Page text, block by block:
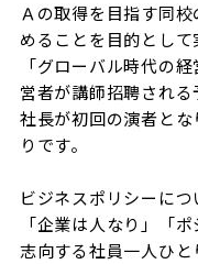
Ａの取得を目指す同
めることを目的として
「グローバル時代の
営者が講師招聘され
社長が初回の演者と
りです。
ビジネスポリシーにつ
「企業は人なり」「
志向する社員一人ひ